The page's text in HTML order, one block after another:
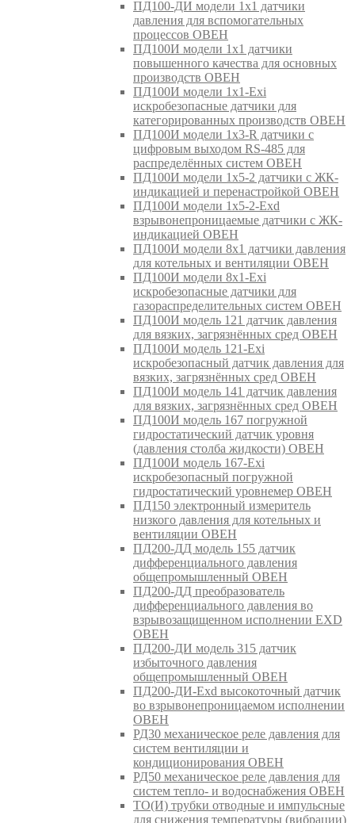
ПД100-ДИ модели 1х1 датчики
давления для вспомогательных
процессов ОВЕН
ПД100И модели 1х1 датчики
повышенного качества для основных
производств ОВЕН
ПД100И модели 1х1-Exi
искробезопасные датчики для
категорированных производств ОВЕН
ПД100И модели 1х3-R датчики с
цифровым выходом RS-485 для
распределённых систем ОВЕН
ПД100И модели 1х5-2 датчики с ЖК-
индикацией и перенастройкой ОВЕН
ПД100И модели 1х5-2-Exd
взрывонепроницаемые датчики с ЖК-
индикацией ОВЕН
ПД100И модели 8х1 датчики давления
для котельных и вентиляции ОВЕН
ПД100И модели 8х1-Exi
искробезопасные датчики для
газораспределительных систем ОВЕН
ПД100И модель 121 датчик давления
для вязких, загрязнённых сред ОВЕН
ПД100И модель 121-Exi
искробезопасный датчик давления для
вязких, загрязнённых сред ОВЕН
ПД100И модель 141 датчик давления
для вязких, загрязнённых сред ОВЕН
ПД100И модель 167 погружной
гидростатический датчик уровня
(давления столба жидкости) ОВЕН
ПД100И модель 167-Exi
искробезопасный погружной
гидростатический уровнемер ОВЕН
ПД150 электронный измеритель
низкого давления для котельных и
вентиляции ОВЕН
ПД200-ДД модель 155 датчик
дифференциального давления
общепромышленный ОВЕН
ПД200-ДД преобразователь
дифференциального давления во
взрывозащищенном исполнении EXD
ОВЕН
ПД200-ДИ модель 315 датчик
избыточного давления
общепромышленный ОВЕН
ПД200-ДИ-Exd высокоточный датчик
во взрывонепроницаемом исполнении
ОВЕН
РД30 механическое реле давления для
систем вентиляции и
кондиционирования ОВЕН
РД50 механическое реле давления для
систем тепло- и водоснабжения ОВЕН
ТО(И) трубки отводные и импульсные
для снижения температуры (вибрации)